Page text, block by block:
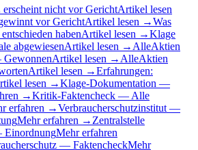
nicht vor GerichtArtikel lesen
vor GerichtArtikel lesen →Was
habenArtikel lesen →Klage
abgewiesenArtikel lesen → AlleAktien
Artikel lesen → AlleAktien
Artikel lesen →Erfahrungen:
lesen →Klage-Dokumentation —
→Kritik-Faktencheck — Alle
erfahren →Verbraucherschutzinstitut —
Mehr erfahren → Zentralstelle
EinordnungMehr erfahren
— FaktencheckMehr